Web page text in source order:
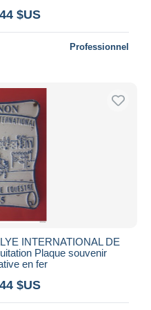
$US
Professionnel
INTERNATIONAL DE
Plaque souvenir
en fer
$US